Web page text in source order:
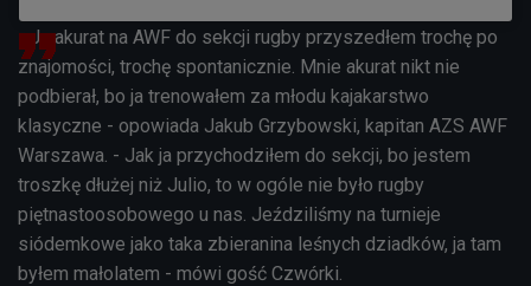
- Ja akurat na AWF do sekcji rugby przyszedłem trochę po
znajomości, trochę spontanicznie. Mnie akurat nikt nie
podbierał, bo ja trenowałem za młodu kajakarstwo
klasyczne - opowiada Jakub Grzybowski, kapitan AZS AWF
Warszawa . - Jak ja przychodziłem do sekcji, bo jestem
troszkę dłużej niż Julio, to w ogóle nie było rugby
piętnastoosobowego u nas. Jeździliśmy na turnieje
siódemkowe jako taka zbieranina leśnych dziadków, ja tam
byłem małolatem - mówi gość Czwórki